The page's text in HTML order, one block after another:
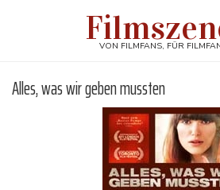
VON FILMFANS, FÜR
Alles, was wir geben mussten